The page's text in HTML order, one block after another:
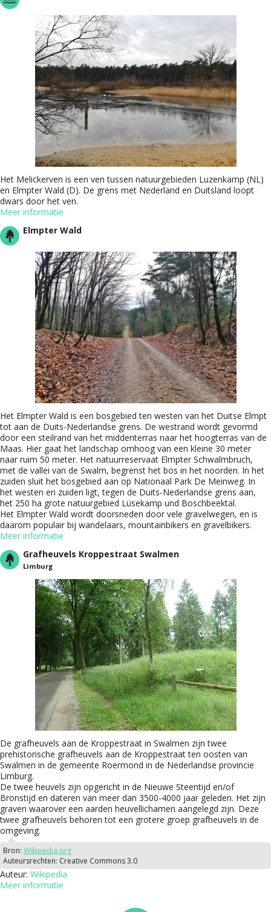
Het Melickerven is een ven tussen natuurgebieden Luzenkamp (NL)
en Elmpter Wald (D). De grens met Nederland en Duitsland loopt
dwars door het ven.
Meer informatie
Elmpter Wald
Het Elmpter Wald is een bosgebied ten westen van het Duitse Elmpt
tot aan de Duits-Nederlandse grens. De westrand wordt gevormd
door een steilrand van het middenterras naar het hoogterras van de
Maas. Hier gaat het landschap omhoog van een kleine 30 meter
naar ruim 50 meter. Het natuurreservaat Elmpter Schwalmbruch,
met de vallei van de Swalm, begrenst het bos in het noorden. In het
zuiden sluit het bosgebied aan op Nationaal Park De Meinweg. In
het westen en zuiden ligt, tegen de Duits-Nederlandse grens aan,
het 250 ha grote natuurgebied Lüsekamp und Boschbeektal.
Het Elmpter Wald wordt doorsneden door vele gravelwegen, en is
daarom populair bij wandelaars, mountainbikers en gravelbikers.
Meer informatie
Grafheuvels Kroppestraat Swalmen
Limburg
De grafheuvels aan de Kroppestraat in Swalmen zijn twee
prehistorische grafheuvels aan de Kroppestraat ten oosten van
Swalmen in de gemeente Roermond in de Nederlandse provincie
Limburg.
De twee heuvels zijn opgericht in de Nieuwe Steentijd en/of
Bronstijd en dateren van meer dan 3500-4000 jaar geleden. Het zijn
graven waarover een aarden heuvellichamen aangelegd zijn. Deze
twee grafheuvels behoren tot een grotere groep grafheuvels in de
omgeving.
Bron: Wikipedia.org
Auteursrechten: Creative Commons 3.0
Auteur: Wikipedia
Meer informatie